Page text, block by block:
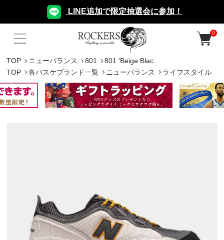
LINE追加で限定抽選会に参加！
0
TOP ニューバランス 801
801 'Beige Blac
TOP
各バスケブランド一覧 ニューバランス ライフスタイル